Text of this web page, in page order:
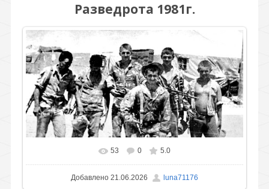
Разведрота 1981г.
В реальном размере 1024x505
53 0 5.0
Добавлено 21.06.2026 luna71176